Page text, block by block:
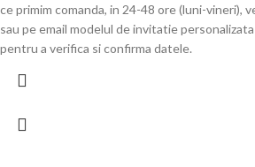
ce primim comanda, in 24-48 ore (luni-vineri),
sau pe email modelul de invitatie
pentru a verifica si confirma datele.